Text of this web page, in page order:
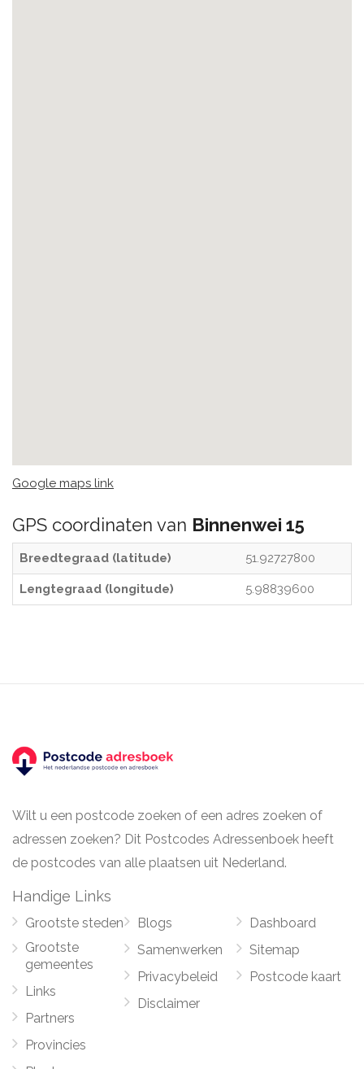
Google maps link
GPS coordinaten van Binnenwei 15
Breedtegraad (latitude) 51.92727800
Lengtegraad (longitude) 5.98839600
Wilt u een postcode zoeken of een adres zoeken of
adressen zoeken? Dit Postcodes Adressenboek heeft
de postcodes van alle plaatsen uit Nederland.
Handige Links
Grootste steden
Grootste
gemeentes
Links
Partners
Provincies
Blogs
Samenwerken
Privacybeleid
Disclaimer
Dashboard
Sitemap
Postcode kaart